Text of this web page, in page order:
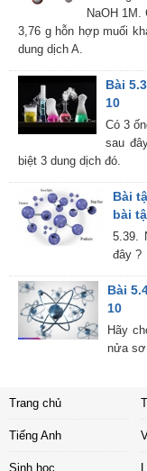
NaOH
3,76 g hỗn hợp muối
dung dịch A.
Bài
10
Có 3
sau
biệt 3 dung dịch đó.
Bài
bài
5.39.
đây ?
Bài
10
Hãy
nửa sơ
Trang chủ
Tiếng Anh
Sinh học